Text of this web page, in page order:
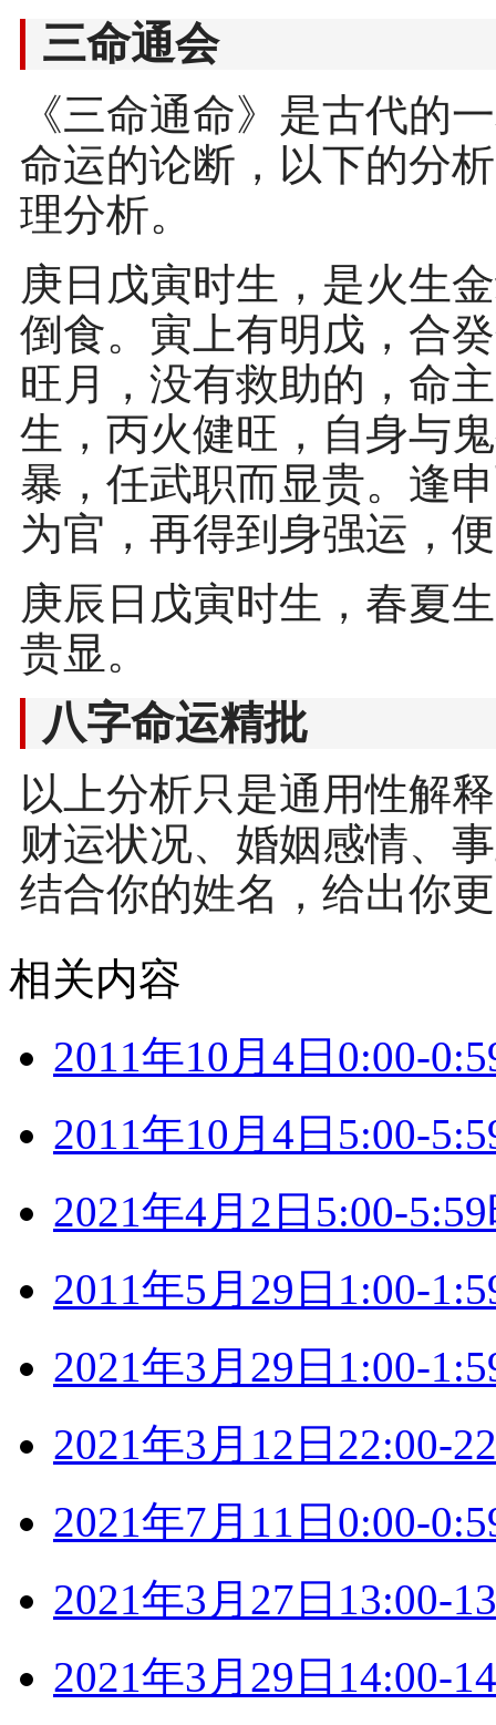
三命通会
《三命通命》是古代的
命运的论断，以下的分
理分析。
庚日戊寅时生，是火生
倒食。寅上有明戊，合
旺月，没有救助的，命
生，丙火健旺，自身与
暴，任武职而显贵。逢
为官，再得到身强运，
庚辰日戊寅时生，春夏
贵显。
八字命运精批
以上分析只是通用性解
财运状况、婚姻感情、
结合你的姓名，给出你
相关内容
2011年10月4日0:00-
2011年10月4日5:00-
2021年4月2日5:00-
2011年5月29日1:00-
2021年3月29日1:00-
2021年3月12日22:00-
2021年7月11日0:00-
2021年3月27日13:00-
2021年3月29日14:00-